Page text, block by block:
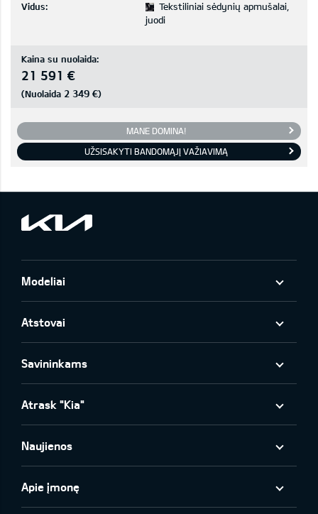
Vidus:
Tekstiliniai sėdynių apmušalai,
juodi
Kaina su nuolaida:
21 591 €
(Nuolaida 2 349 €)
MANE DOMINA!
UŽSISAKYTI BANDOMĄJĮ VAŽIAVIMĄ
Modeliai
Atstovai
Savininkams
Atrask "Kia"
Naujienos
Apie įmonę